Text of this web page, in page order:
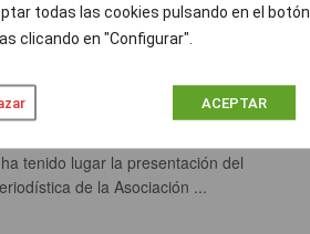
todas las cookies pulsando en el botón
clicando en "Configurar".
ACEPTAR
entre los periodistas
provocado por la
2021
tenido lugar la presentación del
de la Asociación ...